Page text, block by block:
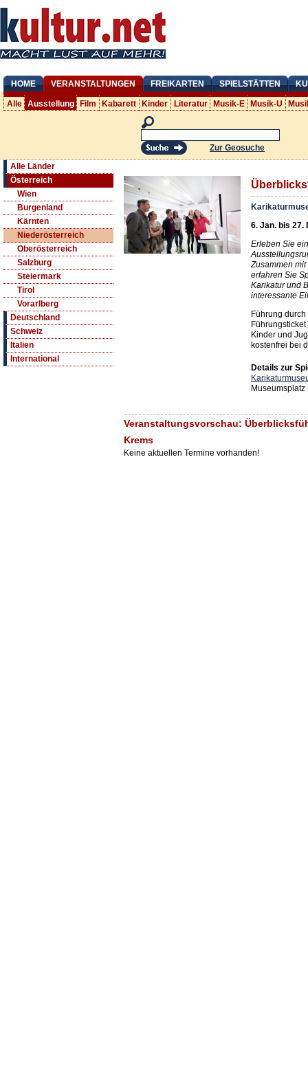
HOME VERANSTALTUNGEN FREIKARTEN SPIELSTÄTTEN
Alle Ausstellung Film Kabarett Kinder Literatur Musik-E Musik-U
Zur Geosuche
Alle Länder
Österreich
Wien
Burgenland
Kärnten
Niederösterreich
Oberösterreich
Salzburg
Steiermark
Tirol
Vorarlberg
Deutschland
Schweiz
Italien
International
6. Jan. bis 27.
Erleben Sie
Zusammen
erfahren Sie
Karikatur und
interessante
Führung
Kinder und
kostenfrei bei
Details zur
Museumsplatz
Veranstaltungsvorschau:
Krems
Keine aktuellen Termine vorhanden!